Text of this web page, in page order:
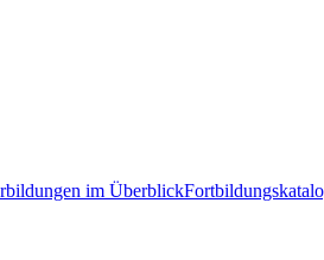
im Überblick